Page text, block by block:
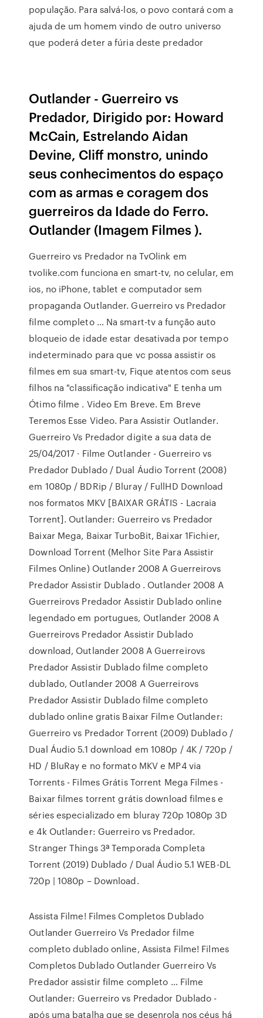
população. Para salvá-los, o povo contará com a
ajuda de um homem vindo de outro universo
que poderá deter a fúria deste predador
Outlander - Guerreiro vs
Predador, Dirigido por: Howard
McCain, Estrelando Aidan
Devine, Cliff monstro, unindo
seus conhecimentos do espaço
com as armas e coragem dos
guerreiros da Idade do Ferro.
Outlander (Imagem Filmes ).
Guerreiro vs Predador na TvOlink em
tvolike.com funciona en smart-tv, no celular, em
ios, no iPhone, tablet e computador sem
propaganda Outlander. Guerreiro vs Predador
filme completo … Na smart-tv a função auto
bloqueio de idade estar desativada por tempo
indeterminado para que vc possa assistir os
filmes em sua smart-tv, Fique atentos com seus
filhos na "classificação indicativa" E tenha um
Ótimo filme . Video Em Breve. Em Breve
Teremos Esse Video. Para Assistir Outlander.
Guerreiro Vs Predador digite a sua data de
25/04/2017 · Filme Outlander - Guerreiro vs
Predador Dublado / Dual Áudio Torrent (2008)
em 1080p / BDRip / Bluray / FullHD Download
nos formatos MKV [BAIXAR GRÁTIS - Lacraia
Torrent]. Outlander: Guerreiro vs Predador
Baixar Mega, Baixar TurboBit, Baixar 1Fichier,
Download Torrent (Melhor Site Para Assistir
Filmes Online) Outlander 2008 A Guerreirovs
Predador Assistir Dublado . Outlander 2008 A
Guerreirovs Predador Assistir Dublado online
legendado em portugues, Outlander 2008 A
Guerreirovs Predador Assistir Dublado
download, Outlander 2008 A Guerreirovs
Predador Assistir Dublado filme completo
dublado, Outlander 2008 A Guerreirovs
Predador Assistir Dublado filme completo
dublado online gratis Baixar Filme Outlander:
Guerreiro vs Predador Torrent (2009) Dublado /
Dual Áudio 5.1 download em 1080p / 4K / 720p /
HD / BluRay e no formato MKV e MP4 via
Torrents - Filmes Grátis Torrent Mega Filmes -
Baixar filmes torrent grátis download filmes e
séries especializado em bluray 720p 1080p 3D
e 4k Outlander: Guerreiro vs Predador.
Stranger Things 3ª Temporada Completa
Torrent (2019) Dublado / Dual Áudio 5.1 WEB-DL
720p | 1080p – Download.
Assista Filme! Filmes Completos Dublado
Outlander Guerreiro Vs Predador filme
completo dublado online, Assista Filme! Filmes
Completos Dublado Outlander Guerreiro Vs
Predador assistir filme completo … Filme
Outlander: Guerreiro vs Predador Dublado -
após uma batalha que se desenrola nos céus há